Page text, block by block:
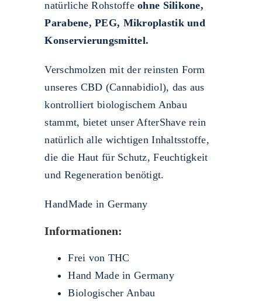
natürliche Rohstoffeohne Silikone,
Parabene, PEG, Mikroplastik und
Konservierungsmittel.
Verschmolzen mit der reinsten Form
unseres CBD (Cannabidiol), das aus
kontrolliert biologischem Anbau
stammt, bietet unser AfterShave rein
natürlich alle wichtigen Inhaltsstoffe,
die die Haut für Schutz, Feuchtigkeit
und Regeneration benötigt.
HandMade in Germany
Informationen:
Frei von THC
Hand Made in Germany
Biologischer Anbau